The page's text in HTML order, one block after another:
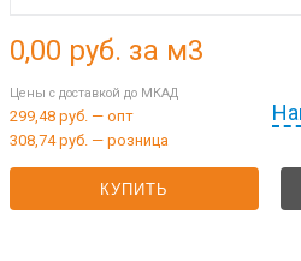
0,00 руб. за м3
Цены с доставкой до МКАД
299,48 руб. — опт
308,74 руб. — розница
КУПИТЬ